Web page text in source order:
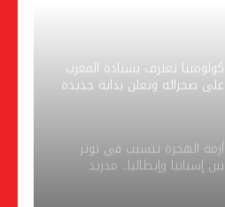
كولومبيا تعترف بسيادة المغرب
على صحرائه وتعلن بداية جديدة
أزمة الهجرة تتسبب في توتر
بين إسبانيا وإيطاليا.. مدريد